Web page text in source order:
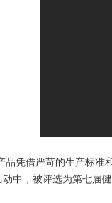
借严苛的生产标准和
中，被评选为第七届